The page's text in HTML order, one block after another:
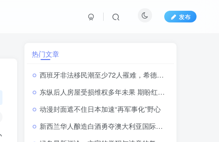
发布
热门文章
西班牙非法移民潮至少72人罹难，希德意等22国领导人签署联名信
东纵后人房屋受损维权多年未果 期盼红色社团发声纾解安居难题
动漫封面遮不住日本加速“再军事化”野心
新西兰华人酿造白酒勇夺澳大利亚国际酒水大奖赛金奖一一连续三年获奖，实现铜奖、银奖到金奖的历史性跨越